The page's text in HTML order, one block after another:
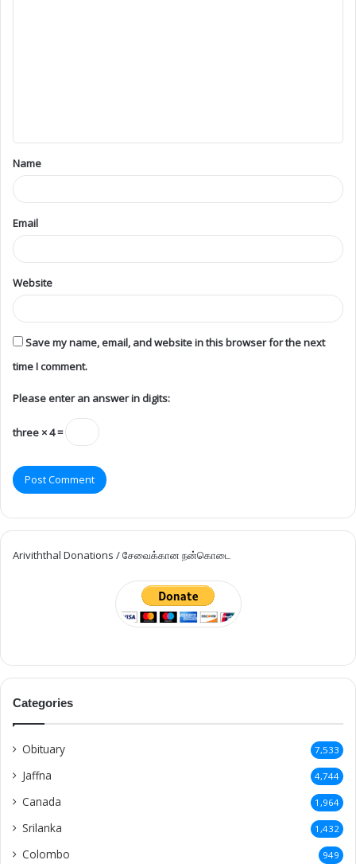
Name
Email
Website
Save my name, email, and website in this browser for the next
time I comment.
Please enter an answer in digits:
three × 4 =
Ariviththal Donations / சேவைக்கான நன்கொடை
Categories
Obituary 7,533
Jaffna 4,744
Canada 1,964
Srilanka 1,432
Colombo 949